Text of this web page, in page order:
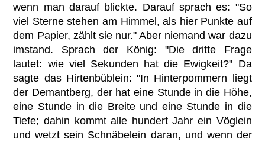
wenn man darauf blickte. Darauf sprach es: "So
viel Sterne stehen am Himmel, als hier Punkte auf
dem Papier, zählt sie nur." Aber niemand war dazu
imstand. Sprach der König: "Die dritte Frage
lautet: wie viel Sekunden hat die Ewigkeit?" Da
sagte das Hirtenbüblein: "In Hinterpommern liegt
der Demantberg, der hat eine Stunde in die Höhe,
eine Stunde in die Breite und eine Stunde in die
Tiefe; dahin kommt alle hundert Jahr ein Vöglein
und wetzt sein Schnäbelein daran, und wenn der